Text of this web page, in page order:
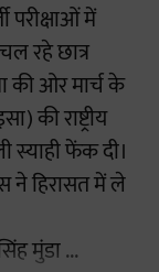
में
रहे छात्र
की ओर मार्च के
की राष्ट्रीय
स्याही फेंक दी।
ने हिरासत में ले
मुंडा ...